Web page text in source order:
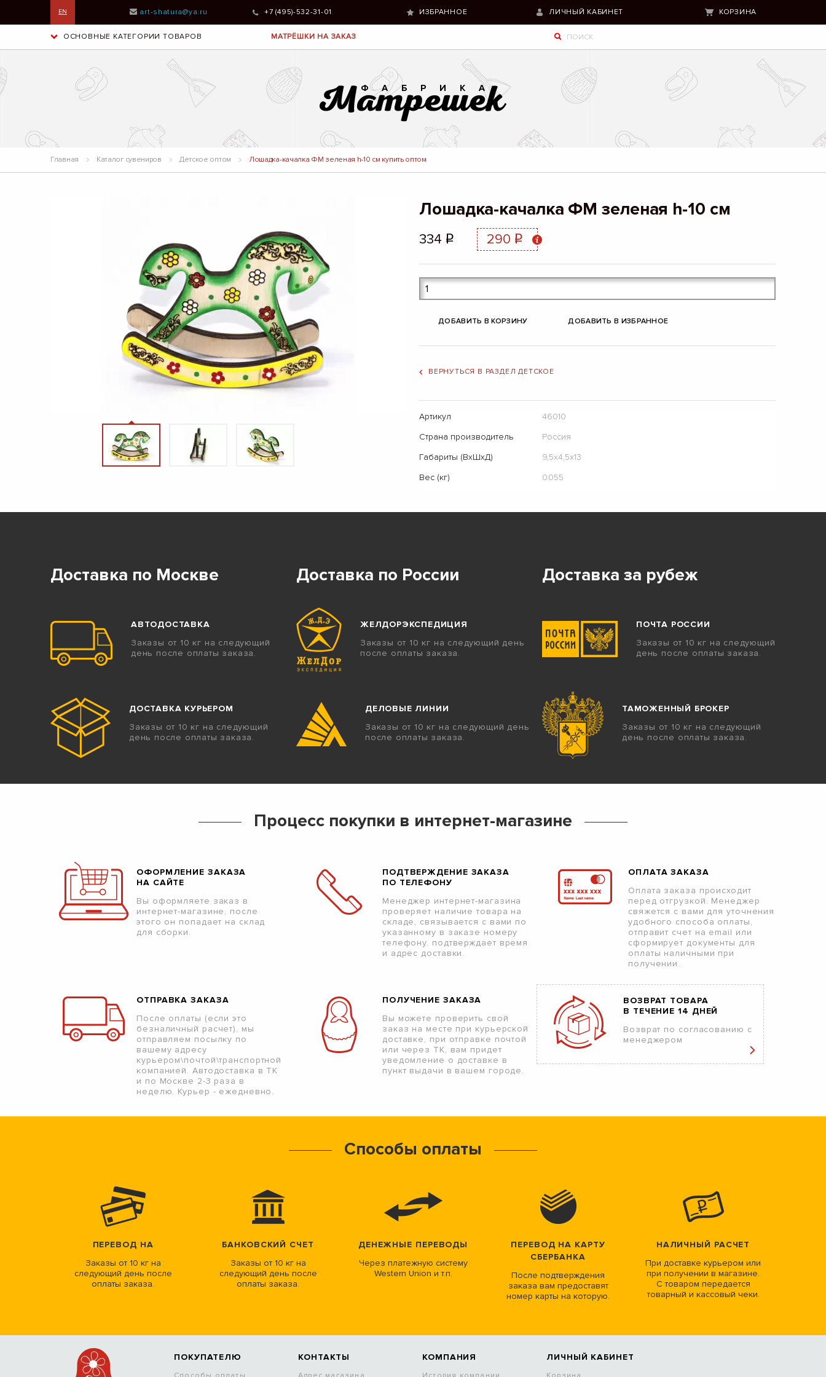
EN art-shatura@ya.ru +7 (495)-532-31-01 ИЗБРАННОЕ ЛИЧНЫЙ КАБИНЕТ КОРЗИНА
ОСНОВНЫЕ КАТЕГОРИИ ТОВАРОВ МАТРЁШКИ НА ЗАКАЗ
Главная Каталог сувениров Детское оптом Лошадка-качалка ФМ зеленая h-10 см купить оптом
Лошадка-качалка ФМ зеленая h-10 см
334 q 290 q
ДОБАВИТЬ В КОРЗИНУ ДОБАВИТЬ В ИЗБРАННОЕ
ВЕРНУТЬСЯ В РАЗДЕЛ ДЕТСКОЕ
Артикул
46010
Страна производитель
Россия
Габариты (ВхШхД)
9,5x4,5x13
Вес (кг)
0.055
Доставка по Москве
АВТОДОСТАВКА
Заказы от 10 кг на следующий
день после оплаты заказа.
Доставка по России
ЖЕЛДОРЭКСПЕДИЦИЯ
Заказы от 10 кг на следующий день
после оплаты заказа.
Доставка за рубеж
ПОЧТА РОССИИ
Заказы от 10 кг на следующий
день после оплаты заказа.
ДОСТАВКА КУРЬЕРОМ
Заказы от 10 кг на следующий
день после оплаты заказа.
ДЕЛОВЫЕ ЛИНИИ
Заказы от 10 кг на следующий день
после оплаты заказа.
ТАМОЖЕННЫЙ БРОКЕР
Заказы от 10 кг на следующий
день после оплаты заказа.
Процесс покупки в интернет-магазине
ОФОРМЛЕНИЕ ЗАКАЗА
НА САЙТЕ
Вы оформляете заказ в
интернет-магазине, после
этого он попадает на склад
для сборки.
ПОДТВЕРЖДЕНИЕ ЗАКАЗА
ПО ТЕЛЕФОНУ
Менеджер интернет-магазина
проверяет наличие товара на
складе, связывается с вами по
указанному в заказе номеру
телефону, подтверждает время
и адрес доставки.
ОПЛАТА ЗАКАЗА
Оплата заказа происходит
перед отгрузкой. Менеджер
свяжется с вами для уточнения
удобного способа оплаты,
отправит счет на email или
сформирует документы для
оплаты наличными при
получении.
ОТПРАВКА ЗАКАЗА
После оплаты (если это
безналичный расчет), мы
отправляем посылку по
вашему адресу
курьером\почтой\транспортной
компанией. Автодоставка в ТК
и по Москве 2-3 раза в
неделю. Курьер - ежедневно.
ПОЛУЧЕНИЕ ЗАКАЗА
Вы можете проверить свой
заказ на месте при курьерской
доставке, при отправке почтой
или через ТК, вам придет
уведомление о доставке в
пункт выдачи в вашем городе.
ВОЗВРАТ ТОВАРА
В ТЕЧЕНИЕ 14 ДНЕЙ
Возврат по согласованию с
менеджером
Способы оплаты
ПЕРЕВОД НА
Заказы от 10 кг на
следующий день после
оплаты заказа.
БАНКОВСКИЙ СЧЕТ
Заказы от 10 кг на
следующий день после
оплаты заказа.
ДЕНЕЖНЫЕ ПЕРЕВОДЫ
Через платежную систему
Western Union и т.п.
ПЕРЕВОД НА КАРТУ
СБЕРБАНКА
После подтверждения
заказа вам предоставят
номер карты на которую.
НАЛИЧНЫЙ РАСЧЕТ
При доставке курьером или
при получении в магазине.
С товаром передается
товарный и кассовый чеки.
ПОКУПАТЕЛЮ КОНТАКТЫ КОМПАНИЯ ЛИЧНЫЙ КАБИНЕТ